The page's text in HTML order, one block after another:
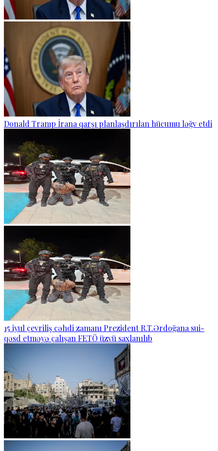
Donald Tramp İrana qarşı planlaşdırılan hücumu ləğv etdi
15 iyul çevriliş cəhdi zamanı Prezident R.T.Ərdoğana sui-
qəsd etməyə çalışan FETÖ üzvü saxlanılıb